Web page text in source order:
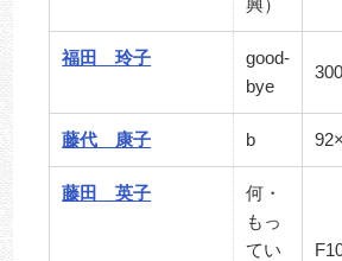
福田 玲子
good-
bye
藤代 康子 b
藤田 英子
何・
もっ
てい